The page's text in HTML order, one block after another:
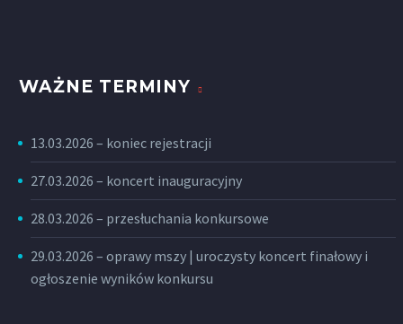
WAŻNE TERMINY
13.03.2026 – koniec rejestracji
27.03.2026 – koncert inauguracyjny
28.03.2026 – przesłuchania konkursowe
29.03.2026 – oprawy mszy | uroczysty koncert finałowy i
ogłoszenie wyników konkursu